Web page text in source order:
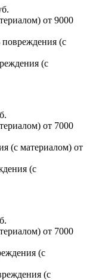
от 9000
(с
(с
от 7000
(с материалом) от
(с
от 7000
(с
(с